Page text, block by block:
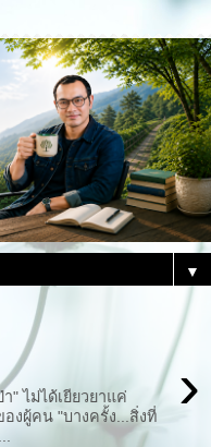
▼
›
" ไม่ได้เยียวยาแค่
องผู้คน "บางครั้ง...สิ่งที่